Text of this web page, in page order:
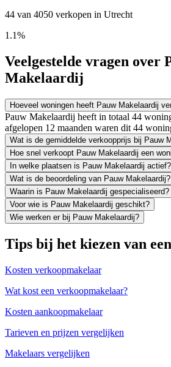
44 van 4050 verkopen in Utrecht
1.1%
Veelgestelde vragen over
Makelaardij
Hoeveel woningen heeft Pauw Makelaardij
Pauw Makelaardij heeft in totaal 44
afgelopen 12 maanden waren dit 44
Wat is de gemiddelde verkoopprijs bij Pauw
Hoe snel verkoopt Pauw Makelaardij een
In welke plaatsen is Pauw Makelaardij actief?
Wat is de beoordeling van Pauw Makelaardij?
Waarin is Pauw Makelaardij gespecialiseerd?
Voor wie is Pauw Makelaardij geschikt?
Wie werken er bij Pauw Makelaardij?
Tips bij het kiezen van
Kosten verkoopmakelaar
Wat kost een verkoopmakelaar?
Kosten aankoopmakelaar
Tarieven en prijzen vergelijken
Makelaars vergelijken